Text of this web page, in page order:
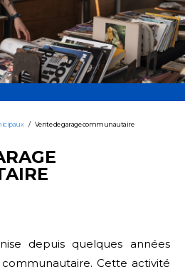
/ Vente de garage communautaire
depuis quelques années
Cette activité